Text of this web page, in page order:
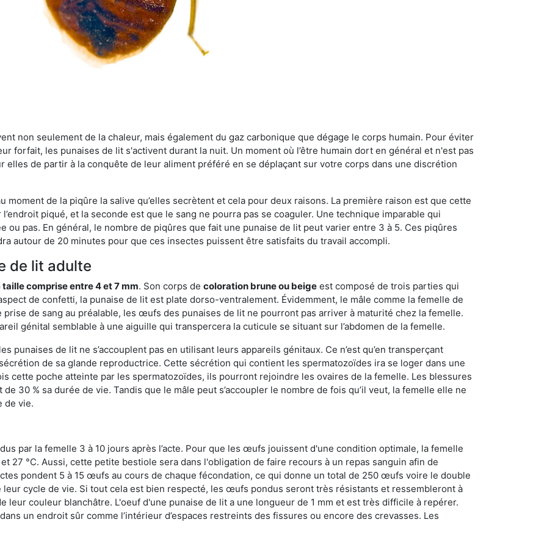
non seulement de la chaleur, mais également du gaz carbonique que dégage le corps humain. Pour éviter
forfait, les punaises de lit s'activent durant la nuit. Un moment où l’être humain dort en général et n'est pas
elles de partir à la conquête de leur aliment préféré en se déplaçant sur votre corps dans une discrétion
de la piqûre la salive qu’elles secrètent et cela pour deux raisons. La première raison est que cette
piqué, et la seconde est que le sang ne pourra pas se coaguler. Une technique imparable qui
ou pas. En général, le nombre de piqûres que fait une punaise de lit peut varier entre 3 à 5. Ces piqûres
autour de 20 minutes pour que ces insectes puissent être satisfaits du travail accompli.
de lit adulte
taille comprise entre 4 et 7 mm. Son corps de coloration brune ou beige est composé de trois parties qui
de confetti, la punaise de lit est plate dorso-ventralement. Évidemment, le mâle comme la femelle de
prise de sang au préalable, les œufs des punaises de lit ne pourront pas arriver à maturité chez la femelle.
génital semblable à une aiguille qui transpercera la cuticule se situant sur l’abdomen de la femelle.
punaises de lit ne s’accouplent pas en utilisant leurs appareils génitaux. Ce n’est qu’en transperçant
de sa glande reproductrice. Cette sécrétion qui contient les spermatozoïdes ira se loger dans une
cette poche atteinte par les spermatozoïdes, ils pourront rejoindre les ovaires de la femelle. Les blessures
30 % sa durée de vie. Tandis que le mâle peut s’accoupler le nombre de fois qu’il veut, la femelle elle ne
de vie.
par la femelle 3 à 10 jours après l’acte. Pour que les œufs jouissent d'une condition optimale, la femelle
27 °C. Aussi, cette petite bestiole sera dans l'obligation de faire recours à un repas sanguin afin de
pondent 5 à 15 œufs au cours de chaque fécondation, ce qui donne un total de 250 œufs voire le double
cycle de vie. Si tout cela est bien respecté, les œufs pondus seront très résistants et ressembleront à
leur couleur blanchâtre. L'oeuf d'une punaise de lit a une longueur de 1 mm et est très difficile à repérer.
un endroit sûr comme l’intérieur d’espaces restreints des fissures ou encore des crevasses. Les